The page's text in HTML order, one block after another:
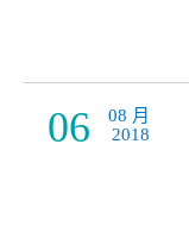
06
08 月
2018